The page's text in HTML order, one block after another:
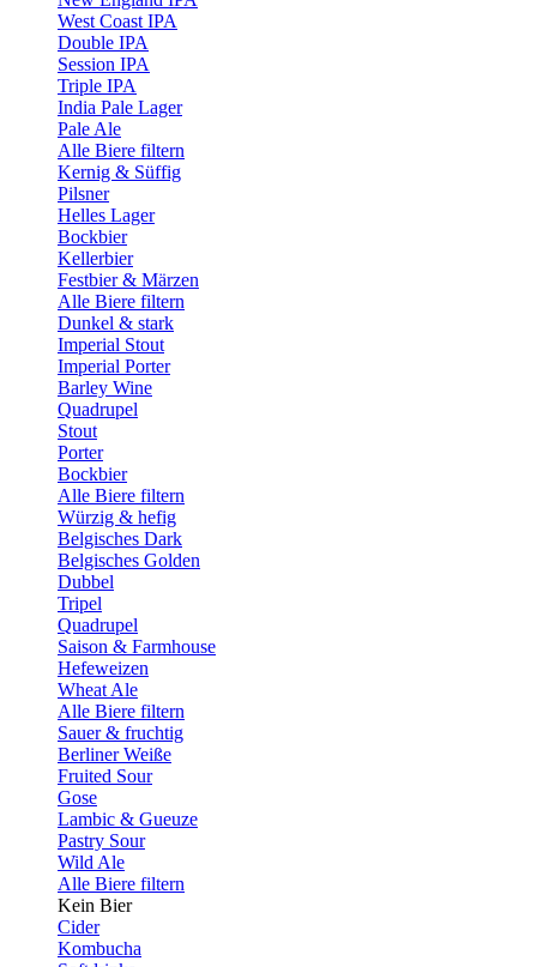
West Coast IPA
Double IPA
Session IPA
Triple IPA
India Pale Lager
Pale Ale
Alle Biere filtern
Kernig & Süffig
Pilsner
Helles Lager
Bockbier
Kellerbier
Festbier & Märzen
Alle Biere filtern
Dunkel & stark
Imperial Stout
Imperial Porter
Barley Wine
Quadrupel
Stout
Porter
Bockbier
Alle Biere filtern
Würzig & hefig
Belgisches Dark
Belgisches Golden
Dubbel
Tripel
Quadrupel
Saison & Farmhouse
Hefeweizen
Wheat Ale
Alle Biere filtern
Sauer & fruchtig
Berliner Weiße
Fruited Sour
Gose
Lambic & Gueuze
Pastry Sour
Wild Ale
Alle Biere filtern
Kein Bier
Cider
Kombucha